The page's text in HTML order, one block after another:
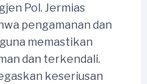
Pol. Jermias
pengamanan dan
memastikan
dan terkendali.
keseriusan